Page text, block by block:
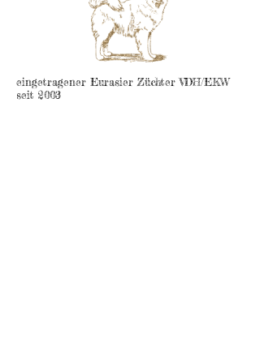
eingetragener Eurasier Züchter VDH/EKW
seit 2003